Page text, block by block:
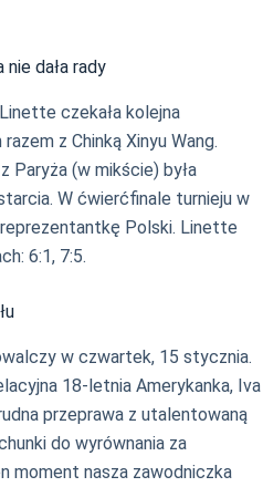
dała rady
czekała kolejna
z Chinką Xinyu Wang.
Paryża (w mikście) była
W ćwierćfinale turnieju w
Polski. Linette
6:1, 7:5.
w czwartek, 15 stycznia.
18-letnia Amerykanka, Iva
przeprawa z utalentowaną
do wyrównania za
moment nasza zawodniczka